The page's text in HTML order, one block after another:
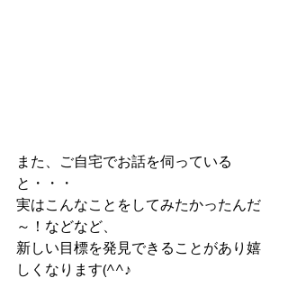
また、ご自宅でお話を伺っている
と・・・
実はこんなことをしてみたかったんだ
～！などなど、
新しい目標を発見できることがあり嬉
しくなります(^^♪